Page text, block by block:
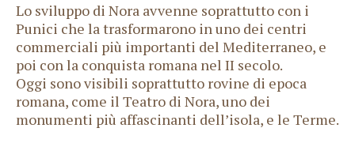
Lo sviluppo di Nora avvenne soprattutto con i
Punici che la trasformarono in uno dei centri
commerciali più importanti del Mediterraneo, e
poi con la conquista romana nel II secolo.
Oggi sono visibili soprattutto rovine di epoca
romana, come il Teatro di Nora, uno dei
monumenti più affascinanti dell’isola, e le Terme.